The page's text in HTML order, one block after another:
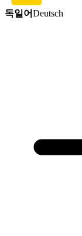
독일어Deutsch